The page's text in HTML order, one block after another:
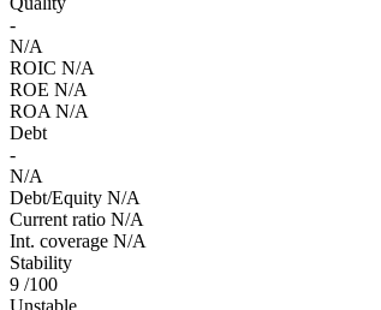
-
N/A
ROIC N/A
ROE N/A
ROA N/A
Debt
-
N/A
Debt/Equity N/A
Current ratio N/A
Int. coverage N/A
Stability
9 /100
Unstable